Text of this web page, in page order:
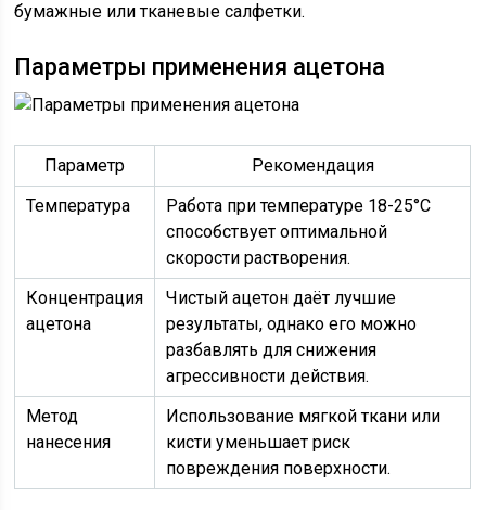
бумажные или тканевые салфетки.
Параметры применения ацетона
Параметр
Рекомендация
Температура
Работа при температуре 18-25°C
способствует оптимальной
скорости растворения.
Концентрация
ацетона
Чистый ацетон даёт лучшие
результаты, однако его можно
разбавлять для снижения
агрессивности действия.
Метод
нанесения
Использование мягкой ткани или
кисти уменьшает риск
повреждения поверхности.